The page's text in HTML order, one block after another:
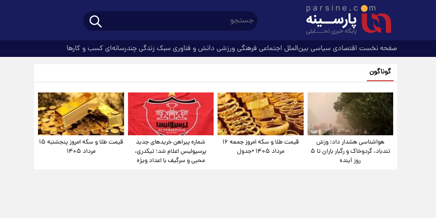
صفحه نخست اقتصادی سیاسی بین‌الملل اجتماعی فرهنگیورزشی دانش و فناوری سبک زندگیچندرسانه‌ای کسب و کارها
گوناگون
هواشناسی هشدار داد: وزش
تندباد، گردوخاک و رگبار باران تا ۵
روز آینده
قیمت طلا و سکه امروز جمعه ۱۶
مرداد ۱۴۰۵ +جدول
شماره پیراهن خریدهای جدید
پرسپولیس اعلام شد؛ تیکدری،
محبی و سرگیف با اعداد ویژه
قیمت طلا و سکه امروز پنجشنبه ۱۵
مرداد ۱۴۰۵